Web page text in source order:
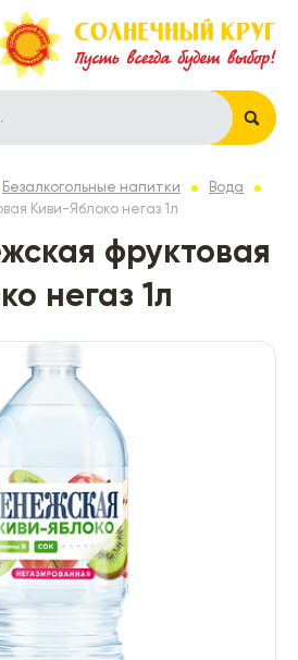
Безалкогольные напитки
Вода
Киви-Яблоко негаз 1л
фруктовая
негаз 1л